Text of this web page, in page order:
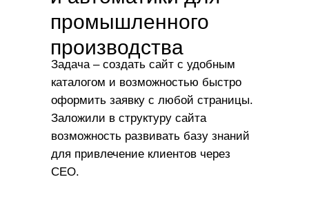
промышленного
производства
Задача – создать сайт с удобным
каталогом и возможностью быстро
оформить заявку с любой страницы.
Заложили в структуру сайта
возможность развивать базу знаний
для привлечение клиентов через
CEO.